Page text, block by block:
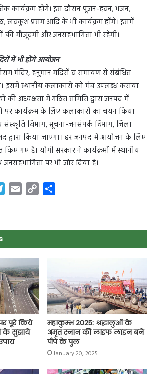
कार्यक्रम होंगे। इस दौरान पूजन-हवन, भजन,
लवकुश प्रसंग आदि के भी कार्यक्रम होंगे। इसमें
की मौजूदगी और जनसहभागिता भी रहेगी।
में भी होंगे आयोजन
मंदिर, हनुमान मंदिरों व रामायण से संबंधित
इसमें स्थानीय कलाकारों को मंच उपलब्ध कराया
की अध्यक्षता में गठित समिति द्वारा जनपद में
पर कार्यक्रम के लिए कलाकारों का चयन किया
विभाग, सूचना-जनसंपर्क विभाग, जिला
द्वारा किया जाएगा। हर जनपद में आयोजन के लिए
किए गए हैं। योगी सरकार ने कार्यक्रमों में स्थानीय
जनसहभागिता पर भी जोर दिया है।
e
a
m
i
y
n
k
r
पूरे किये
के सुझाये
महाकुम्भ 2025: श्रद्धालुओं के
अमृत स्नान की लाइफ लाइन बने
पीपे के पुल
January 20, 2025